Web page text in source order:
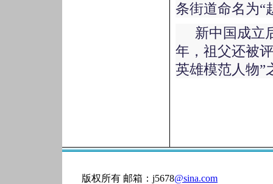
条街道命名为“
新中国成立
年，祖父还被
英雄模范人物”
版权所有 邮箱：j5678@sina.com